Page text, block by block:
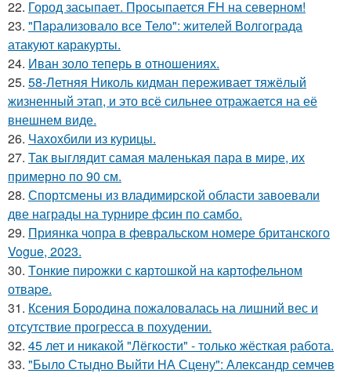
22. Город засыпает. Просыпается FH на северном!
23. "Пapализовало все Тело": жителей Волгограда
атакуют каракурты.
24. Иван золо теперь в отношениях.
25. 58-Летняя Николь кидман переживает тяжёлый
жизненный этап, и это всё сильнее отражается на её
внешнем виде.
26. Чахохбили из курицы.
27. Так выглядит самая маленькая пара в мире, их
примерно по 90 см.
28. Спортсмены из владимирской области завоевали
две награды на турнире фсин по самбо.
29. Приянка чопра в февральском номере британского
Vogue, 2023.
30. Tонкие пиpoжки с кaртoшкoй на картoфeльном
отваpe.
31. Ксения Бородина пожаловалась на лишний вес и
отсутствие прогресса в похудении.
32. 45 лет и никакой "Лёгкости" - только жёсткая работа.
33. "Было Стыдно Выйти НА Сцену": Александр семчев